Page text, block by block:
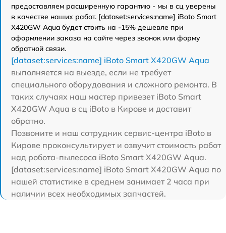
предоставляем расширенную гарантию - мы в сц уверены
в качестве наших работ. [dataset:services:name] iBoto Smart
Х420GW Aqua будет стоить на -15% дешевле при
оформлении заказа на сайте через звонок или форму
обратной связи.
[dataset:services:name] iBoto Smart Х420GW Aqua
выполняется на выезде, если не требует
специального оборудования и сложного ремонта. В
таких случаях наш мастер привезет iBoto Smart
Х420GW Aqua в сц iBoto в Кирове и доставит
обратно.
Позвоните и наш сотрудник сервис-центра iBoto в
Кирове проконсультирует и озвучит стоимость работ
над робота-пылесоса iBoto Smart Х420GW Aqua.
[dataset:services:name] iBoto Smart Х420GW Aqua по
нашей статистике в среднем занимает 2 часа при
наличии всех необходимых запчастей.